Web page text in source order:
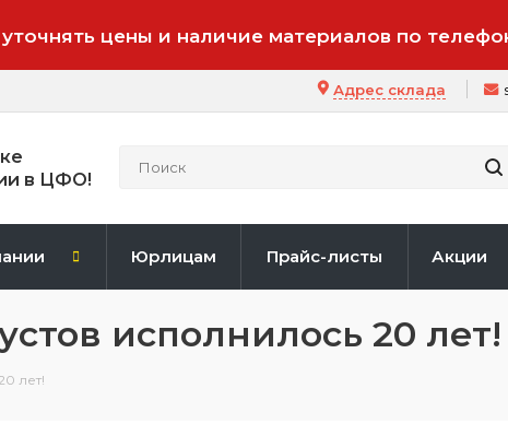
цены и наличие материалов по
Адрес склада
в ЦФО!
Юрлицам Прайс-листы Акции
исполнилось 20 лет!
лет!